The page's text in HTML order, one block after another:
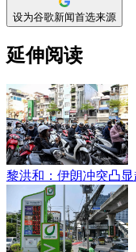
设为谷歌新闻首选来源
延伸阅读
黎洪和：伊朗冲突凸